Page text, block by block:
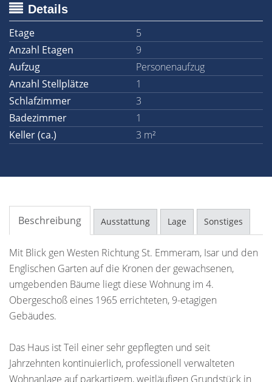
Details
Etage
5
Anzahl Etagen
9
Aufzug
Personenaufzug
Anzahl Stellplätze
1
Schlafzimmer
3
Badezimmer
1
Keller (ca.)
3 m²
Beschreibung Ausstattung Lage Sonstiges
Mit Blick gen Westen Richtung St. Emmeram, Isar und den
Englischen Garten auf die Kronen der gewachsenen,
umgebenden Bäume liegt diese Wohnung im 4.
Obergeschoß eines 1965 errichteten, 9-etagigen
Gebäudes.
Das Haus ist Teil einer sehr gepflegten und seit
Jahrzehnten kontinuierlich, professionell verwalteten
Wohnanlage auf parkartigem, weitläufigen Grundstück in